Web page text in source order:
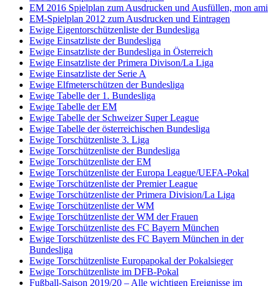
EM 2016 Spielplan zum Ausdrucken und Ausfüllen, mon ami
EM-Spielplan 2012 zum Ausdrucken und Eintragen
Ewige Eigentorschützenliste der Bundesliga
Ewige Einsatzliste der Bundesliga
Ewige Einsatzliste der Bundesliga in Österreich
Ewige Einsatzliste der Primera Divison/La Liga
Ewige Einsatzliste der Serie A
Ewige Elfmeterschützen der Bundesliga
Ewige Tabelle der 1. Bundesliga
Ewige Tabelle der EM
Ewige Tabelle der Schweizer Super League
Ewige Tabelle der österreichischen Bundesliga
Ewige Torschützenliste 3. Liga
Ewige Torschützenliste der Bundesliga
Ewige Torschützenliste der EM
Ewige Torschützenliste der Europa League/UEFA-Pokal
Ewige Torschützenliste der Premier League
Ewige Torschützenliste der Primera Division/La Liga
Ewige Torschützenliste der WM
Ewige Torschützenliste der WM der Frauen
Ewige Torschützenliste des FC Bayern München
Ewige Torschützenliste des FC Bayern München in der
Bundesliga
Ewige Torschützenliste Europapokal der Pokalsieger
Ewige Torschützenliste im DFB-Pokal
Fußball-Saison 2019/20 – Alle wichtigen Ereignisse im